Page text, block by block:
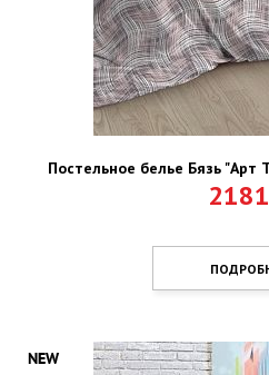
Постельное белье Бязь "Арт
2181